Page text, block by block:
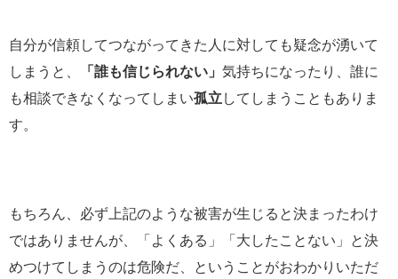
自分が信頼してつながってきた人に対しても疑念が湧いて
しまうと、
「誰も信じられない」 気持ちになったり、誰に
も相談できなくなってしまい孤立 してしまうこともありま
す。
もちろん、必ず上記のような被害が生じると決まったわけ
ではありませんが、「よくある」「大したことない」と決
めつけてしまうのは危険だ、ということがおわかりいただ